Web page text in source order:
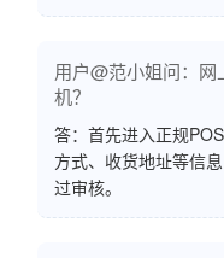
用户@范小姐问：
机？
答：首先进入正规
方式、收货地址等信
过审核。